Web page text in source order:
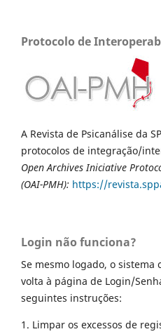
Protocolo de
A Revista de Psicanálise da
protocolos de integração/
Open Archives Iniciative
(OAI-PMH): https://
Login não funciona?
Se mesmo logado, o
volta à página de Login/
seguintes instruções:
1. Limpar os excessos de